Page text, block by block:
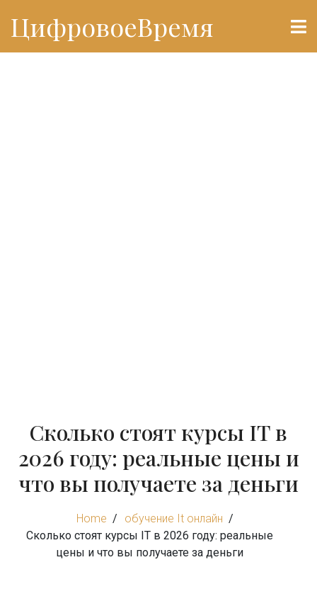
ЦифровоеВремя
Сколько стоят курсы IT в
2026 году: реальные цены и
что вы получаете за деньги
Home
обучение It онлайн
Сколько стоят курсы IT в 2026 году: реальные
цены и что вы получаете за деньги